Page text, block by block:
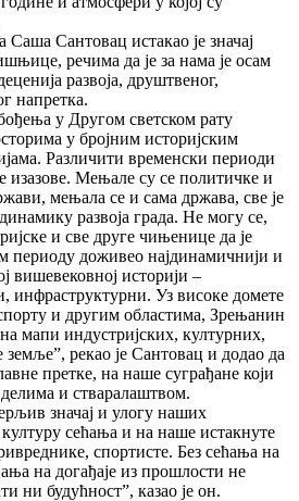
Сантовац истакао је значај
речима да је за нама је осам
развоја, друштвеног,
напретка.
у Другом светском рату
у бројним историјским
Различити временски периоди
изазове. Мењале су се политичке и
мењала се и сама држава, све је
развоја града. Не могу се,
и све друге чињенице да је
периоду доживео најдинамичнији и
вишевековној историји –
инфраструктурни. Уз високе домете
и другим областима, Зрењанин
мапи индустријских, културних,
рекао је Сантовац и додао да
претке, на наше суграђане који
и стваралаштвом.
значај и улогу наших
сећања и на наше истакнуте
спортисте. Без сећања на
на догађаје из прошлости не
ни будућност”, казао је он.